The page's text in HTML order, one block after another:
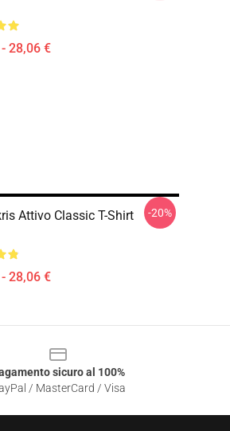
28,06 €
Attivo Classic T-Shirt
28,06 €
-20%
sicuro al 100%
/ MasterCard / Visa